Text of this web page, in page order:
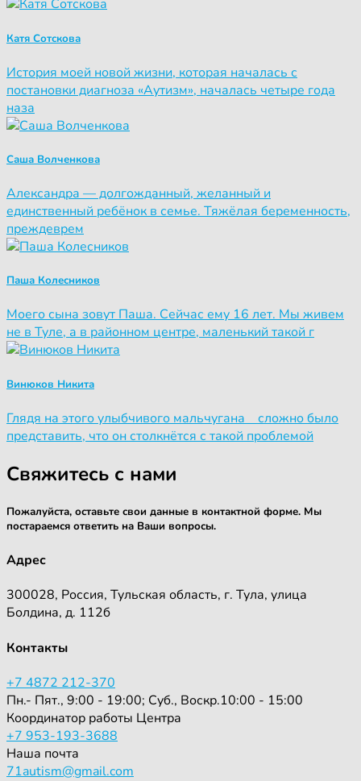
Катя Сотскова
История моей новой жизни, которая началась с
постановки диагноза «Аутизм», началась четыре года
наза
Саша Волченкова
Александра — долгожданный, желанный и
единственный ребёнок в семье. Тяжёлая беременность,
преждеврем
Паша Колесников
Моего сына зовут Паша. Сейчас ему 16 лет. Мы живем
не в Туле, а в районном центре, маленький такой г
Винюков Никита
Глядя на этого улыбчивого мальчугана сложно было
представить, что он столкнётся с такой проблемой
Свяжитесь с нами
Пожалуйста, оставьте свои данные в контактной форме. Мы
постараемся ответить на Ваши вопросы.
Адрес
300028, Россия, Тульская область, г. Тула, улица
Болдина, д. 112б
Контакты
+7 4872 212-370
Пн.- Пят., 9:00 - 19:00; Суб., Воскр.10:00 - 15:00
Координатор работы Центра
+7 953-193-3688
Наша почта
71autism@gmail.com